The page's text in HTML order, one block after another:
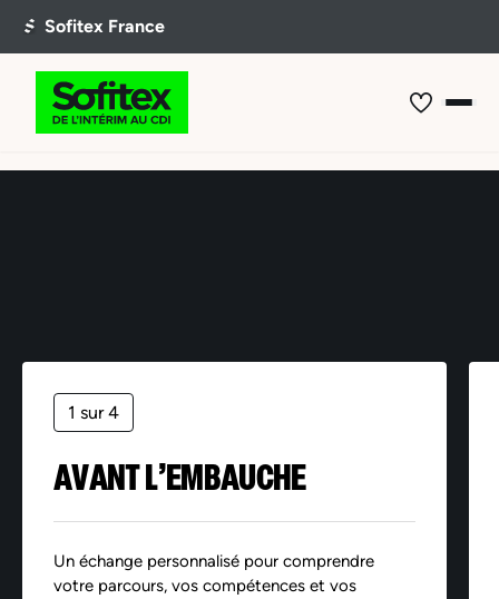
1 sur 4
AVANT L’EMBAUCHE
Un échange personnalisé pour comprendre
votre parcours, vos compétences et vos